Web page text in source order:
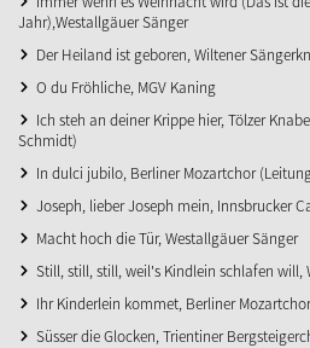
Jahr),Westallgäuer Sänger
Der Heiland ist geboren, Wiltener
O du Fröhliche, MGV Kaning
Ich steh an deiner Krippe hier, Tölzer
Schmidt)
In dulci jubilo, Berliner Mozartchor
Joseph, lieber Joseph mein, Innsbrucker
Macht hoch die Tür, Westallgäuer Sänger
Still, still, still, weil's Kindlein schlafen will,
Ihr Kinderlein kommet, Berliner Mozartchor
Süsser die Glocken, Trientiner